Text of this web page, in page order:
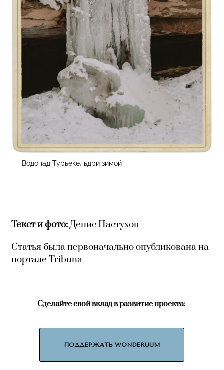
Водопад Турьекельдри зимой
Текст и фото:Денис Пастухов
Статья была первоначально опубликована на
порталеTribuna
Сделайте свой вклад в развитие проекта:
ПОДДЕРЖАТЬ WONDERUUM